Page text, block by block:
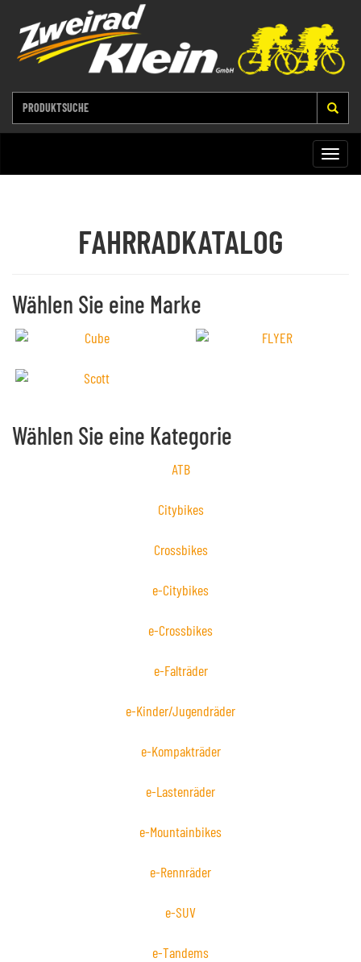
Toggle
FAHRRADKATALOG
Wählen Sie eine Marke
Wählen Sie eine Kategorie
ATB
Citybikes
Crossbikes
e-Citybikes
e-Crossbikes
e-Falträder
e-Kinder/Jugendräder
e-Kompakträder
e-Lastenräder
e-Mountainbikes
e-Rennräder
e-SUV
e-Tandems